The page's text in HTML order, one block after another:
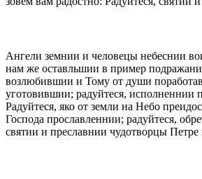
Ангели земнии и человецы небеснии
нам же оставльшии в пример
возлюбившии и Тому от души
уготовившии; радуйтеся, исполненнии
Радуйтеся, яко от земли на Небо
Господа прославленнии; радуйтеся,
святии и преславнии чудотворцы